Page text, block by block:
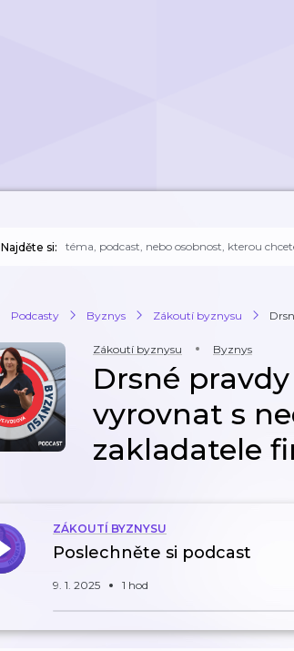
Najděte si:
Podcasty Byznys Zákoutí byznysu
Zákoutí byznysu Byznys
Drsné
vyrovnat s
zakladatele
ZÁKOUTÍ BYZNYSU
Poslechněte si podcast
9. 1. 2025 1 hod